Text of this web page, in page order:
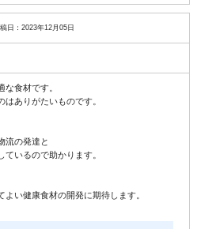
日： 2023年12月05日
食材です。
ありがたいものです。
流の発達と
いるので助かります。
い健康食材の開発に期待します。